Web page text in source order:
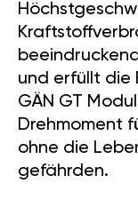
und erfüllt die
GÄN GT
Drehmoment
ohne die
gefährden.